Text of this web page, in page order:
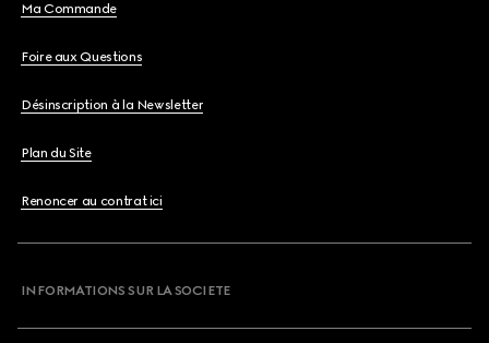
Ma Commande
Foire aux Questions
Désinscription à la Newsletter
Plan du Site
Renoncer au contrat ici
INFORMATIONS SUR LA SOCIETE